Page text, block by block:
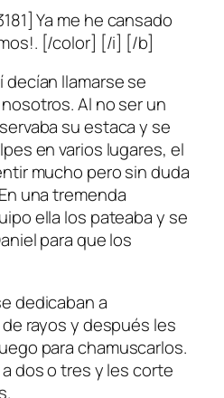
Ya me he cansado
[/color] [/i] [/b]
decían llamarse se
Al no ser un
su estaca y se
en varios lugares, el
mucho pero sin duda
una tremenda
ella los pateaba y se
para que los
dedicaban a
rayos y después les
para chamuscarlos.
dos o tres y les corte